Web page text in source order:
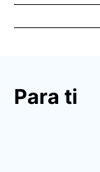
Para ti